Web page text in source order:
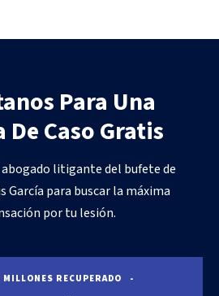
Para Una
Caso Gratis
litigante del bufete de
García para buscar la máxima
por tu lesión.
MILLONES RECUPERADO